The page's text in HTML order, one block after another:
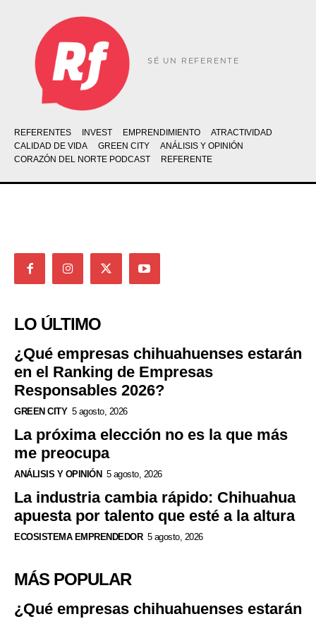
SÉ UN REFERENTE
REFERENTES INVEST EMPRENDIMIENTO
ATRACTIVIDAD
CALIDAD DE VIDA
GREEN CITY
ANÁLISIS Y OPINIÓN
CORAZÓN DEL NORTE PODCAST
REFERENTE
LO ÚLTIMO
¿Qué empresas chihuahuenses estarán
en el Ranking de Empresas
Responsables 2026?
GREEN CITY 5 agosto, 2026
La próxima elección no es la que más
me preocupa
ANÁLISIS Y OPINIÓN 5 agosto, 2026
La industria cambia rápido: Chihuahua
apuesta por talento que esté a la altura
ECOSISTEMA EMPRENDEDOR 5 agosto, 2026
MÁS POPULAR
¿Qué empresas chihuahuenses estarán